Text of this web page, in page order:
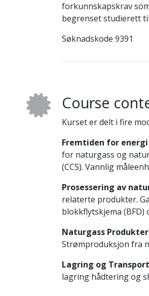
forkunnskapskrav
begrenset studierett
Søknadskode 9391
Course
Kurset er delt i fire
Fremtiden for energi
for naturgass og
(CCS). Vannlig
Prosessering av
relaterte produkter.
blokkflytskjema (BFD)
Naturgass Produkter
Strømproduksjon fra
Lagring og Transport
lagring hådtering og